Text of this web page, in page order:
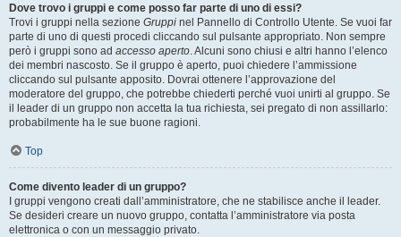
Dove trovo i gruppi e come posso far parte di uno di essi?
Trovi i gruppi nella sezione Gruppi nel Pannello di Controllo Utente. Se vuoi far
parte di uno di questi procedi cliccando sul pulsante appropriato. Non sempre
però i gruppi sono ad accesso aperto . Alcuni sono chiusi e altri hanno l’elenco
dei membri nascosto. Se il gruppo è aperto, puoi chiedere l’ammissione
cliccando sul pulsante apposito. Dovrai ottenere l’approvazione del
moderatore del gruppo, che potrebbe chiederti perché vuoi unirti al gruppo. Se
il leader di un gruppo non accetta la tua richiesta, sei pregato di non assillarlo:
probabilmente ha le sue buone ragioni.
Top
Come divento leader di un gruppo?
I gruppi vengono creati dall’amministratore, che ne stabilisce anche il leader.
Se desideri creare un nuovo gruppo, contatta l’amministratore via posta
elettronica o con un messaggio privato.